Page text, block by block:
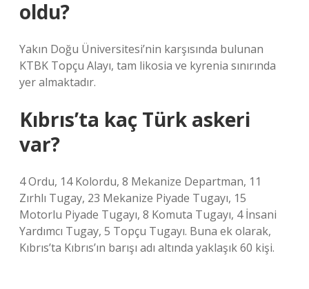
oldu?
Yakın Doğu Üniversitesi’nin karşısında bulunan
KTBK Topçu Alayı, tam likosia ve kyrenia sınırında
yer almaktadır.
Kıbrıs’ta kaç Türk askeri
var?
4 Ordu, 14 Kolordu, 8 Mekanize Departman, 11
Zırhlı Tugay, 23 Mekanize Piyade Tugayı, 15
Motorlu Piyade Tugayı, 8 Komuta Tugayı, 4 İnsani
Yardımcı Tugay, 5 Topçu Tugayı. Buna ek olarak,
Kıbrıs’ta Kıbrıs’ın barışı adı altında yaklaşık 60 kişi.